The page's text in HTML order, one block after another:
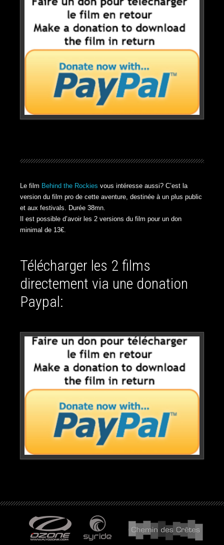
Le film Behind the Rockies vous intéresse aussi? C’est la
version du film pro de cette aventure, destinée à un plus public
et aux festivals. Durée 38mn.
Il est possible d’avoir les 2 versions du film pour un don
minimal de 13€.
Télécharger les 2 films
directement via une donation
Paypal: